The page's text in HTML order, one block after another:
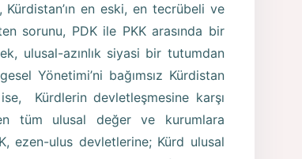
en eski, en tecrübeli ve
sorunu, PDK ile PKK arasında bir
ulusal-azınlık siyasi bir tutumdan
Yönetimi’ni bağımsız Kürdistan
Kürdlerin devletleşmesine karşı
tüm ulusal değer ve kurumlara
ezen-ulus devletlerine; Kürd ulusal